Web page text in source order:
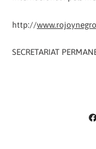
http://
SECRETARIAT